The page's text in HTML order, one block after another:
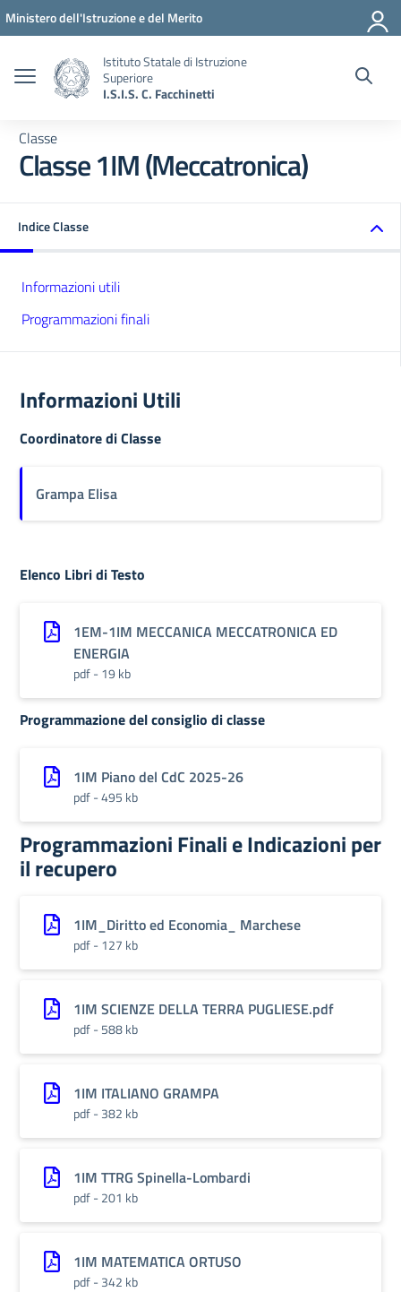
Vai ai contenuti
Vai al menu di navigazione
Vai al footer
Ministero dell'Istruzione e del Merito
Istituto Statale di Istruzione
Superiore
I.S.I.S. C. Facchinetti
Classe
Classe 1IM (Meccatronica)
Indice Classe
Informazioni utili
Programmazioni finali
Informazioni Utili
Coordinatore di Classe
Grampa Elisa
Elenco Libri di Testo
1EM-1IM MECCANICA MECCATRONICA ED
ENERGIA
pdf - 19 kb
Programmazione del consiglio di classe
1IM Piano del CdC 2025-26
pdf - 495 kb
Programmazioni Finali e Indicazioni per
il recupero
1IM_Diritto ed Economia_ Marchese
pdf - 127 kb
1IM SCIENZE DELLA TERRA PUGLIESE.pdf
pdf - 588 kb
1IM ITALIANO GRAMPA
pdf - 382 kb
1IM TTRG Spinella-Lombardi
pdf - 201 kb
1IM MATEMATICA ORTUSO
pdf - 342 kb